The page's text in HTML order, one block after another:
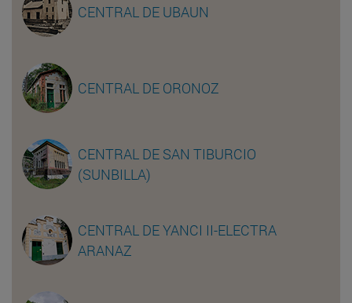
CENTRAL DE UBAUN
CENTRAL DE ORONOZ
CENTRAL DE SAN TIBURCIO
(SUNBILLA)
CENTRAL DE YANCI II-ELECTRA
ARANAZ